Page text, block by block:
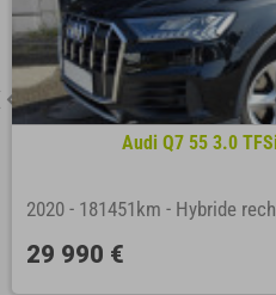
Audi Q7 55 3.0
2020 - 181451km - Hybride
29 990 €